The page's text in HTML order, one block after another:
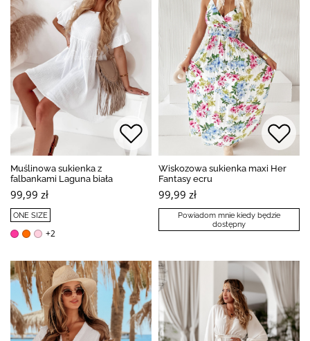
Muślinowa sukienka z
falbankami Laguna biała
99,99 zł
ONE SIZE
+2
Wiskozowa sukienka maxi Her
Fantasy ecru
99,99 zł
Powiadom mnie kiedy będzie
dostępny